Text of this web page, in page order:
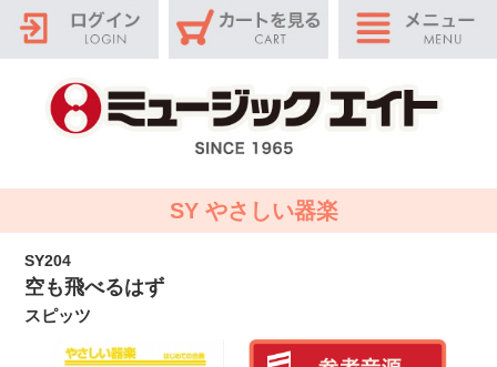
SY やさしい器楽
SY204
空も飛べるはず
スピッツ